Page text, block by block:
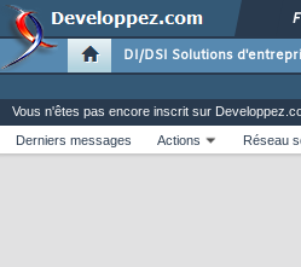
DI/DSI Solutions
Vous n'êtes pas encore inscrit sur
Derniers messages
Actions Réseau